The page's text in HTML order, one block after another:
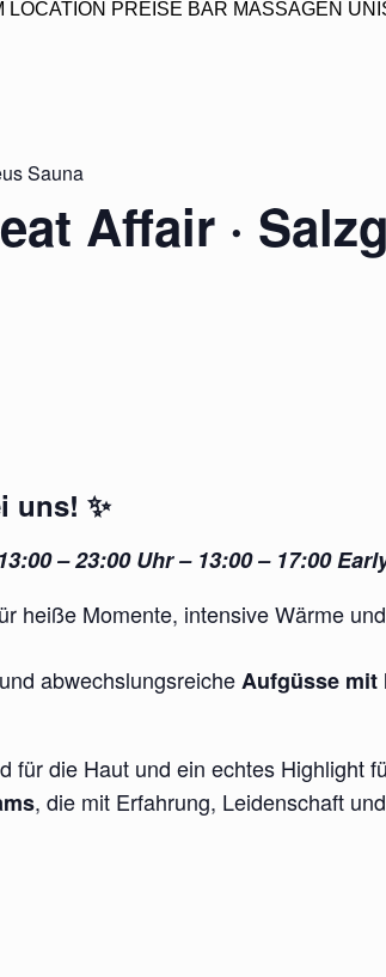
LOCATION PREISE BAR MASSAGEN
Sauna
Affair ·
uns! ✨
– 23:00 Uhr – 13:00 – 17:00
heiße Momente, intensive Wärme
abwechslungsreicheAufgüsse mit
für die Haut und ein echtes Highlight
, die mit Erfahrung, Leidenschaft